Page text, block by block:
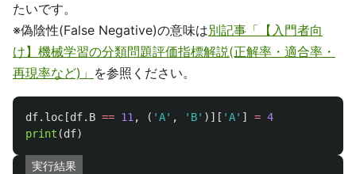
たいです。
※偽陰性(False Negative)の意味は別記事「【入門者向
け】機械学習の分類問題評価指標解説(正解率・適合率・
再現率など)」 を参照ください。
df. loc [df. B == 11, ( 'A' , ' B' )][ 'A' ] = 4
print (df)
実行結果